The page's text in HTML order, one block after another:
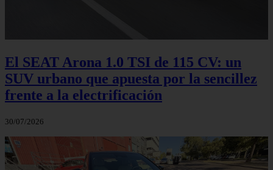
El SEAT Arona 1.0 TSI de 115 CV: un
SUV urbano que apuesta por la sencillez
frente a la electrificación
30/07/2026